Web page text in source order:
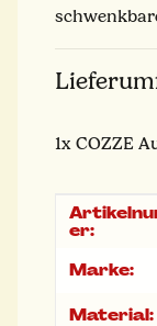
1x COZZE
Wert
er:
Marke:
Material: